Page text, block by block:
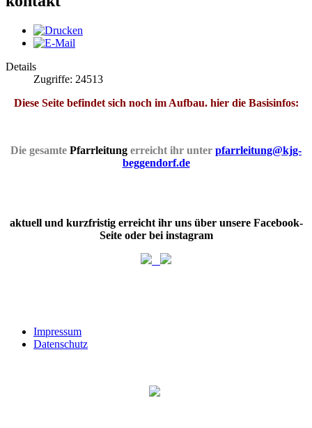
Details
Zugriffe: 24513
Diese Seite befindet sich noch im Aufbau. hier die Basisinfos:
Die gesamte Pfarrleitung erreicht ihr unter pfarrleitung@kjg-
beggendorf.de
aktuell und kurzfristig erreicht ihr uns über unsere Facebook-
Seite oder bei instagram
Impressum
Datenschutz